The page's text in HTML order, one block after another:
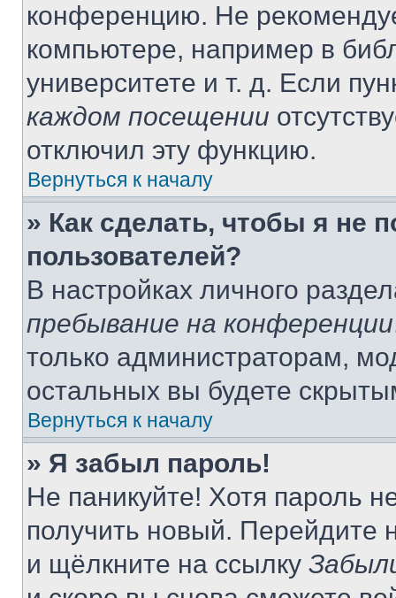
конференцию. Не
компьютере, например в
университете и т. д. Если
каждом посещении
отключил эту функцию.
Вернуться к началу
» Как сделать, чтобы я не
пользователей?
В настройках личного
пребывание на конференции
только администраторам,
остальных вы будете
Вернуться к началу
» Я забыл пароль!
Не паникуйте! Хотя пароль
получить новый. Перейдите
и щёлкните на ссылку